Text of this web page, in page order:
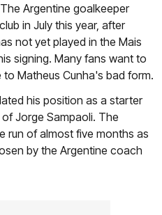
Argentine goalkeeper
in July this year, after
not yet played in the Mais
signing. Many fans want to
Matheus Cunha's bad form.
his position as a starter
Jorge Sampaoli. The
run of almost five months as
by the Argentine coach